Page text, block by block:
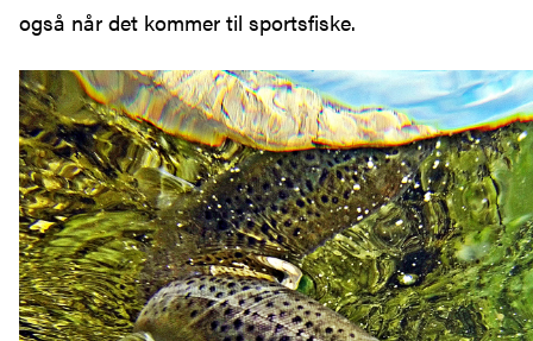
også når det kommer til sportsfiske.